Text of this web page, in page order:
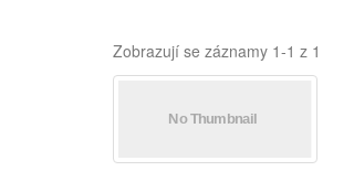
Zobrazují se záznamy 1-1 z 1